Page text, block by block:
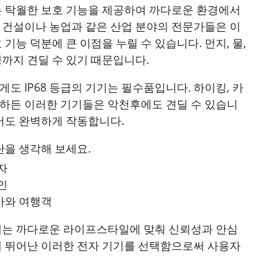
탁월한 보호 기능을 제공하여 까다로운 환경에서
설이나 농업과 같은 산업 분야의 전문가들은 이
능 덕분에 큰 이점을 누릴 수 있습니다. 먼지, 물,
지 견딜 수 있기 때문입니다.
도 IP68 등급의 기기는 필수품입니다. 하이킹, 카
든 이러한 기기들은 악천후에도 견딜 수 있습니
완벽하게 작동합니다.
을 생각해 보세요.
와 여행객
까다로운 라이프스타일에 맞춰 신뢰성과 안심
뛰어난 이러한 전자 기기를 선택함으로써 사용자